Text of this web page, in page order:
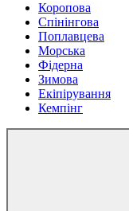
Коропова
Спінінгова
Поплавцева
Морська
Фідерна
Зимова
Екіпірування
Кемпінг